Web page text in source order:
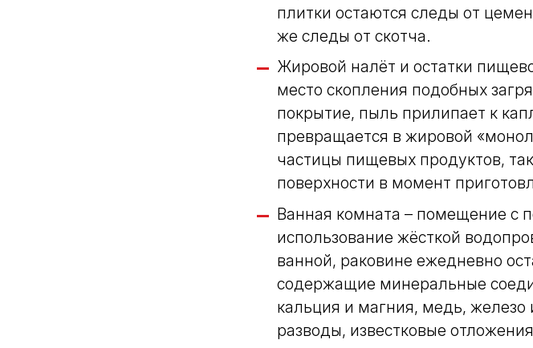
плитки остаются следы от
же следы от скотча.
Жировой налёт и остатки
место скопления подобных
покрытие, пыль прилипает к
превращается в жировой
частицы пищевых продуктов,
поверхности в момент
Ванная комната – помещение с
использование жёсткой
ванной, раковине ежедневно
содержащие минеральные
кальция и магния, медь,
разводы, известковые